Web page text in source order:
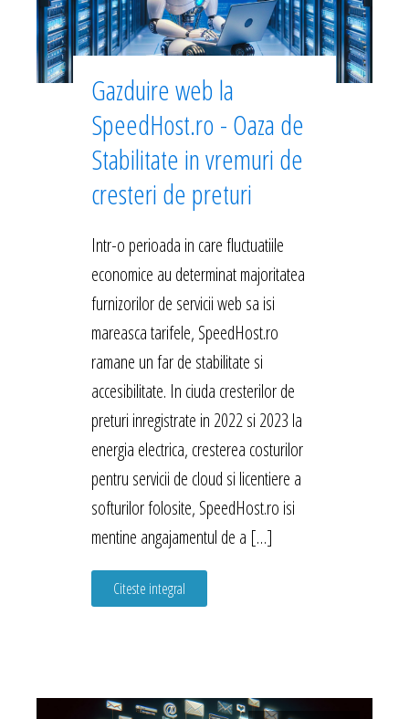
Gazduire web la
SpeedHost.ro - Oaza de
Stabilitate in vremuri de
cresteri de preturi
Intr-o perioada in care fluctuatiile
economice au determinat majoritatea
furnizorilor de servicii web sa isi
mareasca tarifele, SpeedHost.ro
ramane un far de stabilitate si
accesibilitate. In ciuda cresterilor de
preturi inregistrate in 2022 si 2023 la
energia electrica, cresterea costurilor
pentru servicii de cloud si licentiere a
softurilor folosite, SpeedHost.ro isi
mentine angajamentul de a […]
Citeste integral